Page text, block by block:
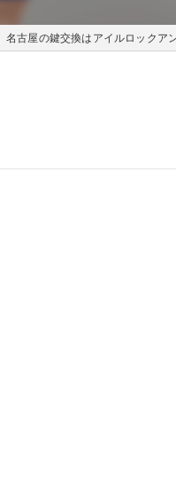
名古屋の鍵交換はアイルロックア